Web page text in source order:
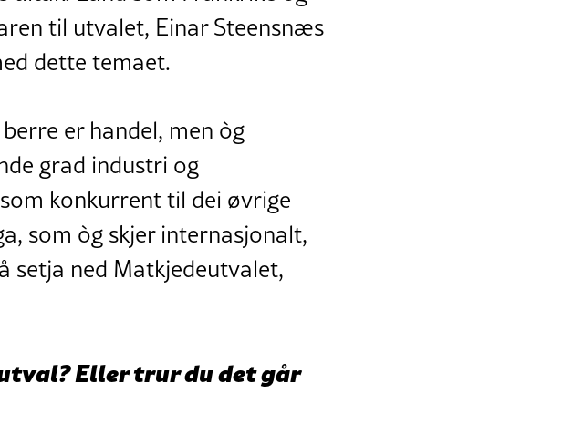
til utvalet, Einar Steensnæs
dette temaet.
er handel, men òg
grad industri og
konkurrent til dei øvrige
som òg skjer internasjonalt,
setja ned Matkjedeutvalet,
Eller trur du det går